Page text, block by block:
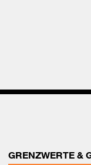
GRENZWERTE &